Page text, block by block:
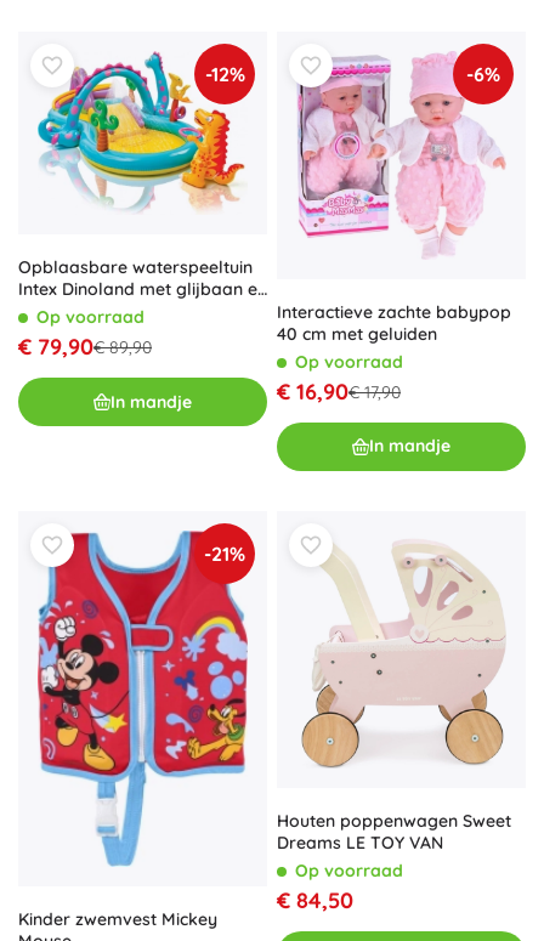
-12%
Opblaasbare waterspeeltuin
Intex Dinoland met glijbaan en
fontein
Op voorraad
€ 79,90€ 89,90
In mandje
-6%
Interactieve zachte babypop
40 cm met geluiden
Op voorraad
€ 16,90€ 17,90
In mandje
-21%
Kinder zwemvest Mickey
Houten poppenwagen Sweet
Dreams LE TOY VAN
Op voorraad
€ 84,50